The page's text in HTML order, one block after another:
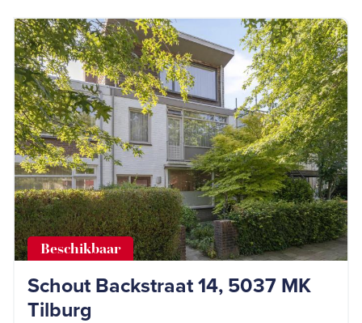
Beschikbaar
Schout Backstraat 14, 5037 MK
Tilburg